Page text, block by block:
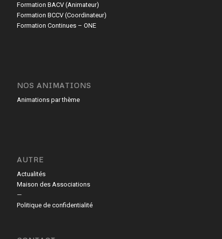
Formation BACV (Animateur)
Formation BCCV (Coordinateur)
Formation Continues – ONE
NOS ANIMATIONS
Animations par thème
AUTRE
Actualités
Maison des Associations
—
Politique de confidentialité